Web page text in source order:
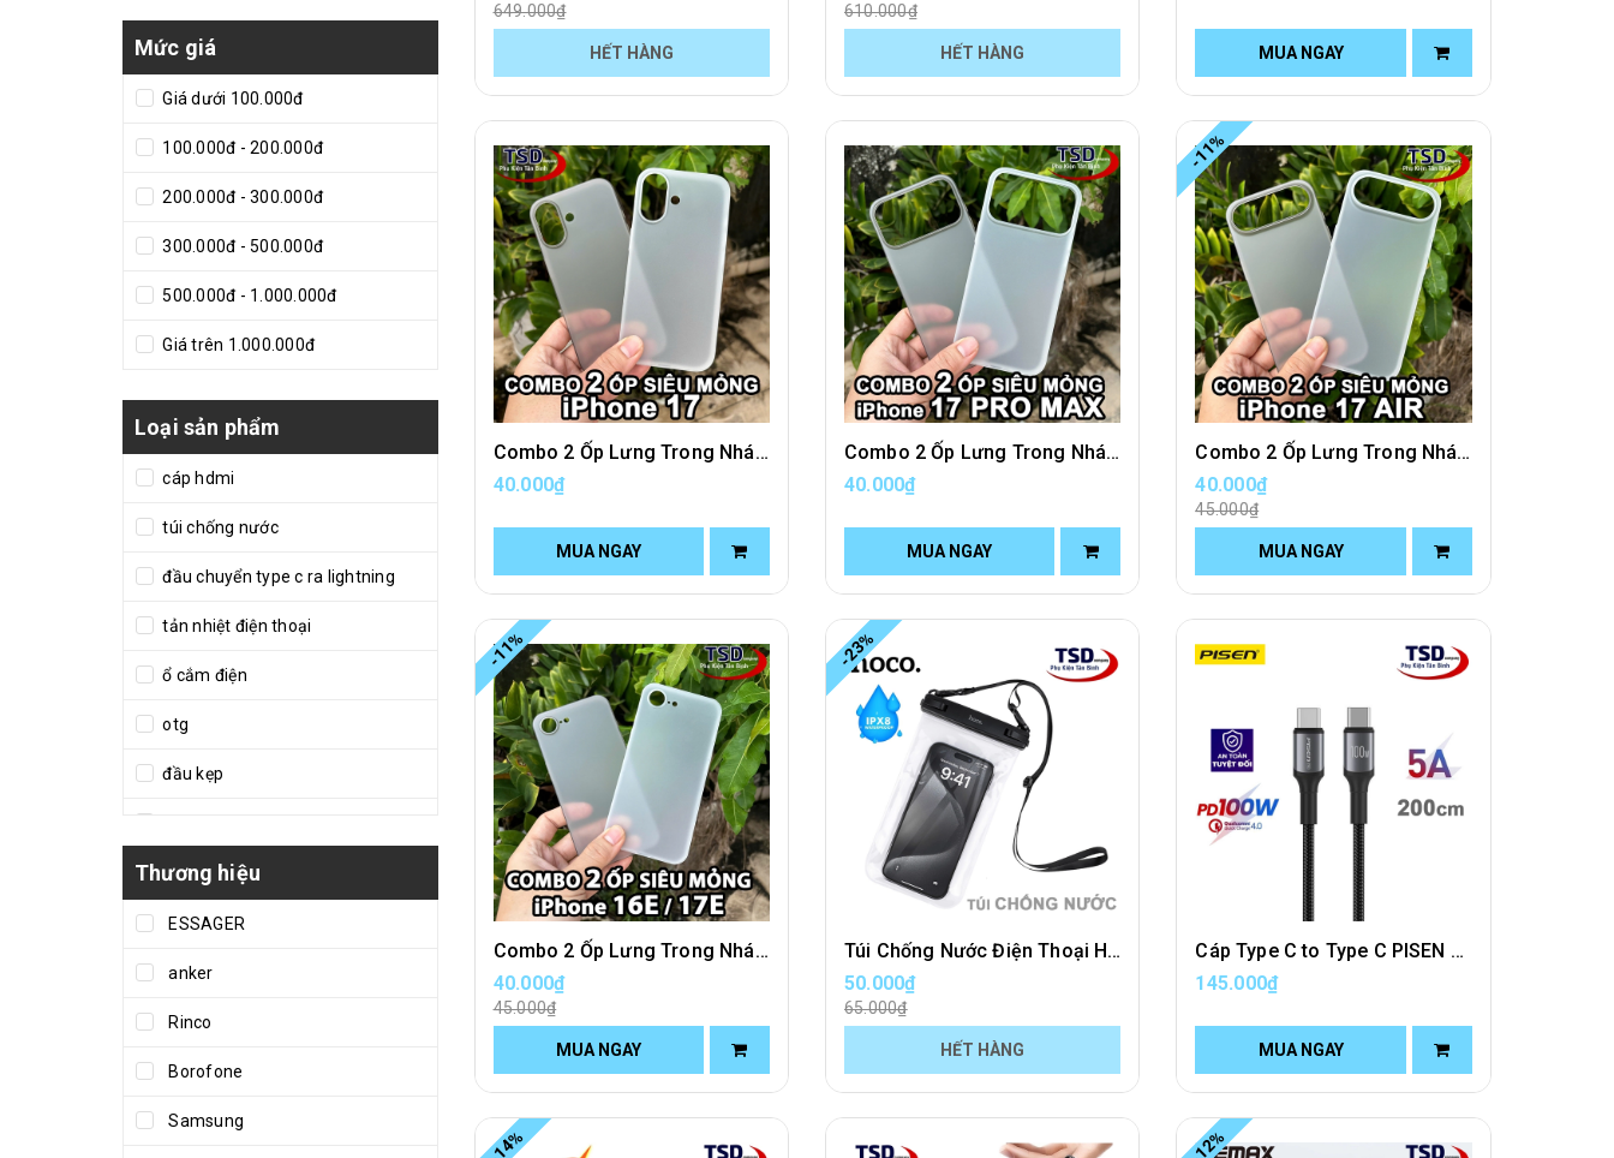
649.000₫
HẾT HÀNG
610.000₫
HẾT HÀNG MUA NGAY
Combo 2 Ốp Lưng Trong Nhám Unibody iPhone 17 Siêu Mỏng
40.000₫
MUA NGAY
Combo 2 Ốp Lưng Trong Nhám Unibody iPhone 17 PRO MAX Siêu Mỏng
40.000₫
MUA NGAY
-11%
Combo 2 Ốp Lưng Trong Nhám Unibody iPhone 17 AIR Siêu Mỏng
40.000₫
45.000₫
MUA NGAY
-11%
Combo 2 Ốp Lưng Trong Nhám Unibody iPhone 16E / 17E Siêu Mỏng
40.000₫
45.000₫
MUA NGAY
-23%
Túi Chống Nước Điện Thoại Hoco HX52 - Bag Waterproof Phone
50.000₫
65.000₫
HẾT HÀNG
Cáp Type C to Type C PISEN PRO Sạc Nhanh PD 100W Dài 2 Mét Chính Hãng
145.000₫
MUA NGAY
-14% -12%
Mức giá
Giá dưới 100.000đ
100.000đ - 200.000đ
200.000đ - 300.000đ
300.000đ - 500.000đ
500.000đ - 1.000.000đ
Giá trên 1.000.000đ
Loại sản phẩm
cáp hdmi
túi chống nước
đầu chuyển type c ra lightning
tản nhiệt điện thoại
ổ cắm điện
otg
đầu kẹp
kính chống nhìn trộm
bộ sạc điên thoại
Pin Dự Phòng
tẩu sạc
túi lưới
đế sạc không dây
Thương hiệu
ESSAGER
anker
Rinco
Borofone
Samsung